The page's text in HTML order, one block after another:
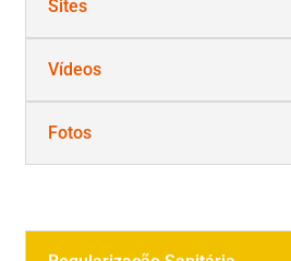
Sites
Vídeos
Fotos